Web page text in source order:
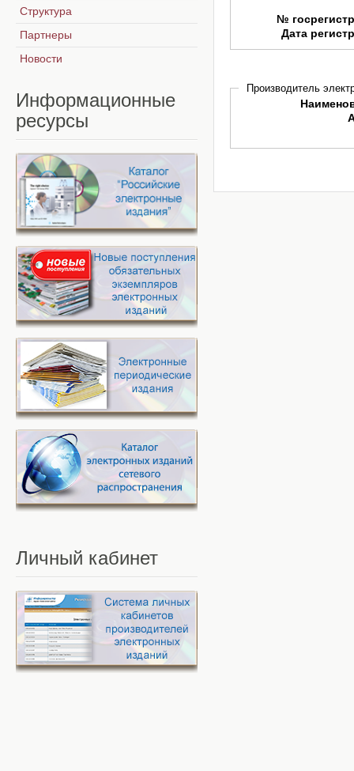
№
Дата
Производитель
Структура
Партнеры
Новости
Информационные
ресурсы
Личный кабинет